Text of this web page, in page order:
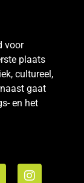
voor
plaats
cultureel,
gaat
en het